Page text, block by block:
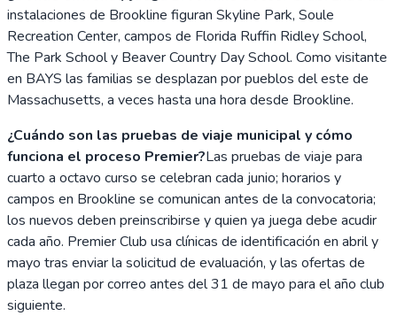
instalaciones de Brookline figuran Skyline Park, Soule
Recreation Center, campos de Florida Ruffin Ridley School,
The Park School y Beaver Country Day School. Como visitante
en BAYS las familias se desplazan por pueblos del este de
Massachusetts, a veces hasta una hora desde Brookline.
¿Cuándo son las pruebas de viaje municipal y cómo
funciona el proceso Premier?Las pruebas de viaje para
cuarto a octavo curso se celebran cada junio; horarios y
campos en Brookline se comunican antes de la convocatoria;
los nuevos deben preinscribirse y quien ya juega debe acudir
cada año. Premier Club usa clínicas de identificación en abril y
mayo tras enviar la solicitud de evaluación, y las ofertas de
plaza llegan por correo antes del 31 de mayo para el año club
siguiente.